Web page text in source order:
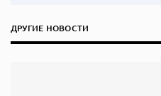
ДРУГИЕ НОВОСТИ